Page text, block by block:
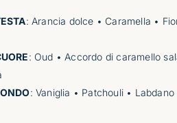
: Arancia dolce • Caramella •
: Oud • Accordo di caramello
: Vaniglia • Patchouli • Labdano